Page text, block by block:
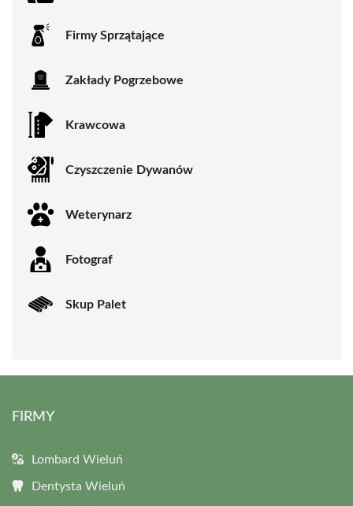
Firmy Sprzątające
Zakłady Pogrzebowe
Krawcowa
Czyszczenie Dywanów
Weterynarz
Fotograf
Skup Palet
FIRMY
Lombard Wieluń
Dentysta Wieluń